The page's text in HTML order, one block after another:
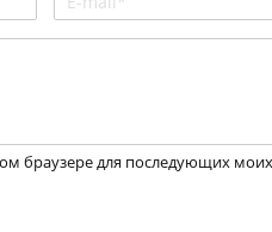
браузере для последующих